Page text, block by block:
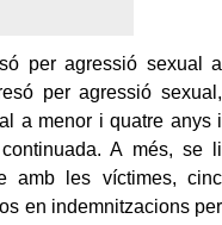
per agressió sexual a
per agressió sexual,
a menor i quatre anys i
A més, se li
amb les víctimes, cinc
en indemnitzacions per